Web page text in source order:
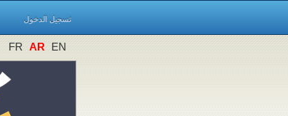
تسجيل الدخول
FR AR EN